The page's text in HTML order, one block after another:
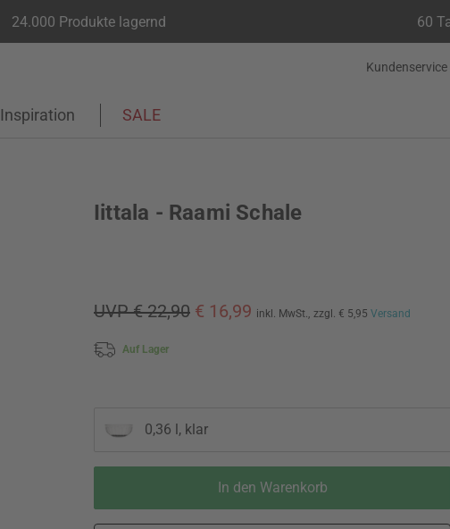
24.000 Produkte lagernd 60
Kundenservice
Inspiration SALE
Iittala - Raami Schale
UVP € 22,90 € 16,99 inkl. MwSt., zzgl. € 5,95 Versand
Auf Lager
0,36 l, klar
In den Warenkorb